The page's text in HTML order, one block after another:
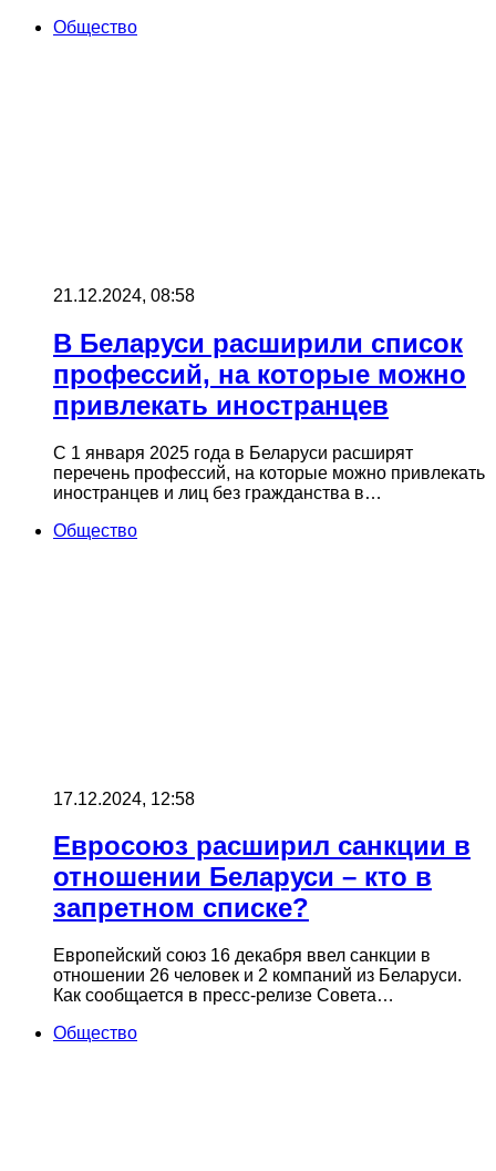
Общество
21.12.2024, 08:58
В Беларуси расширили список
профессий, на которые можно
привлекать иностранцев
С 1 января 2025 года в Беларуси расширят
перечень профессий, на которые можно привлекать
иностранцев и лиц без гражданства в…
Общество
17.12.2024, 12:58
Евросоюз расширил санкции в
отношении Беларуси – кто в
запретном списке?
Европейский союз 16 декабря ввел санкции в
отношении 26 человек и 2 компаний из Беларуси.
Как сообщается в пресс-релизе Совета…
Общество